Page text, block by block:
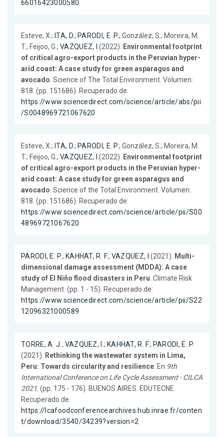
66016423000580
Esteve, X.; ITA, D.; PARODI, E. P.; González, S.; Moreira, M.
T.; Feijoo, G.; VAZQUEZ, I.(2022). Environmental footprint
of critical agro-export products in the Peruvian hyper-
arid coast: A case study for green asparagus and
avocado. Science of The Total Environment. Volumen:
818. (pp. 151686). Recuperado de:
https://www.sciencedirect.com/science/article/abs/pii
/S0048969721067620
Esteve, X.; ITA, D.; PARODI, E. P.; González, S.; Moreira, M.
T.; Feijoo, G.; VAZQUEZ, I.(2022). Environmental footprint
of critical agro-export products in the Peruvian hyper-
arid coast: A case study for green asparagus and
avocado. Science of the Total Environment. Volumen:
818. (pp. 151686). Recuperado de:
https://www.sciencedirect.com/science/article/pii/S00
48969721067620
PARODI, E. P.; KAHHAT, R. F.; VAZQUEZ, I.(2021). Multi-
dimensional damage assessment (MDDA): A case
study of El Niño flood disasters in Peru. Climate Risk
Management. (pp. 1 - 15). Recuperado de:
https://www.sciencedirect.com/science/article/pii/S22
12096321000589
TORRE, A. J.; VAZQUEZ, I.; KAHHAT, R. F.; PARODI, E. P.
(2021). Rethinking the wastewater system in Lima,
Peru: Towards circularity and resilience. En 9th
International Conference on Life Cycle Assessment - CILCA
2021. (pp. 175 - 176). BUENOS AIRES. EDUTECNE.
Recuperado de:
https://lcafoodconferencearchives.hub.inrae.fr/conten
t/download/3540/34239?version=2